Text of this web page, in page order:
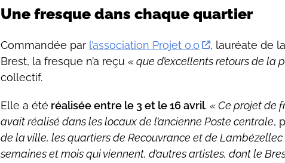
Quartier de l'Europe - La fresque a été peinte par la
Une fresque dans chaque quartier
Commandée par l’association Projet 0.0
, lauréate de
Brest, la fresque n’a reçu « que d’excellents retours de la
collectif.
Elle a été réalisée entre le 3 et le 16 avril. « Ce projet de
avait réalisé dans les locaux de l’ancienne Poste centrale,
de la ville, les quartiers de Recouvrance et de
semaines et mois qui viennent, d’autres artistes, dont le